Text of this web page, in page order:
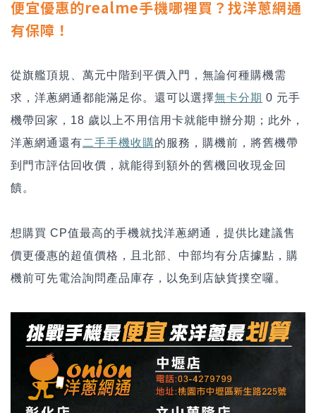
便宜優惠的realme手機哪裡買？找洋蔥網通
有保障！
從旗艦頂規、萬元中階到平價入門，無論何種購機需
求，洋蔥網通都能滿足你。還可以選擇無卡分期 0 元手
機帶回家，18 歲以上不用信用卡就能申辦分期；此外，
洋蔥網通還有二手手機收購的服務，購機前，將舊機帶
到門市評估回收價，就能得到額外的舊機回收現金回
饋。
想購買 CP值最高的手機就找洋蔥網通，提供比建議售
價更優惠的超值價格，且北部、中部均有分店據點，購
機前可先電洽詢問產品庫存，以免到店缺貨撲空囉。